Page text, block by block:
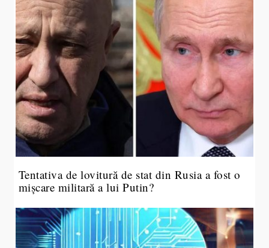
Tentativa de lovitură de stat din Rusia a fost o
mișcare militară a lui Putin?